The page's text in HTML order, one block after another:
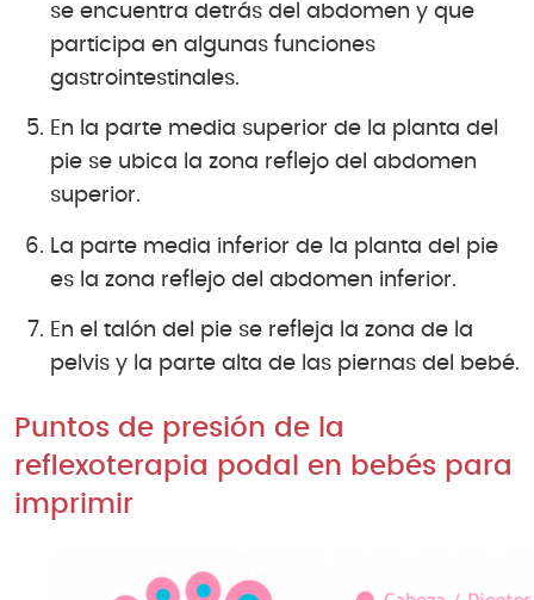
se encuentra detrás del abdomen y que
participa en algunas funciones
gastrointestinales.
En la parte media superior de la planta del
pie se ubica la zona reflejo del abdomen
superior.
La parte media inferior de la planta del pie
es la zona reflejo del abdomen inferior.
En el talón del pie se refleja la zona de la
pelvis y la parte alta de las piernas del bebé.
Puntos de presión de la
reflexoterapia podal en bebés para
imprimir